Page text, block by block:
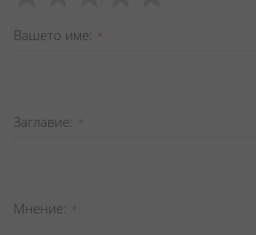
star
stars
stars
stars
stars
Вашето име
Заглавиe
Мнение